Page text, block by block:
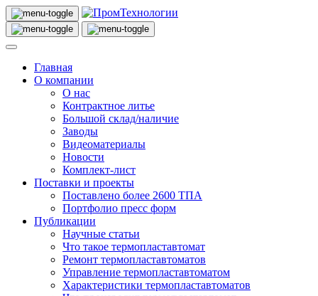
Главная
О компании
О нас
Контрактное литье
Большой склад/наличие
Заводы
Видеоматериалы
Новости
Комплект-лист
Поставки и проекты
Поставлено более 2600 ТПА
Портфолио пресс форм
Публикации
Научные статьи
Что такое термопластавтомат
Ремонт термопластавтоматов
Управление термопластавтоматом
Характеристики термопластавтоматов